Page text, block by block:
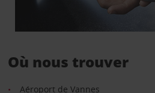
Où nous trouver
Aéroport de Vannes